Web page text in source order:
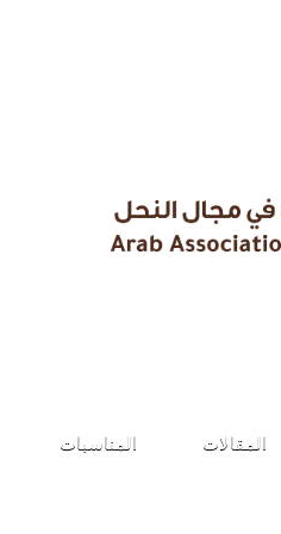
المقالات المناسبات